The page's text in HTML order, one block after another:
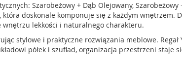
Szarobeżowy + Dąb Olejowany,
doskonale komponuje się z każdym wnętrzem.
wnętrzu lekkości i naturalnego charakteru.
stylowe i praktyczne rozwiązania meblowe.
półek i szuflad, organizacja przestrzeni staje